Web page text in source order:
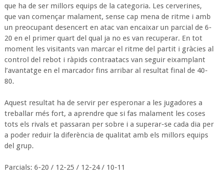
que ha de ser millors equips de la categoria. Les cerverines,
que van començar malament, sense cap mena de ritme i amb
un preocupant desencert en atac van encaixar un parcial de 6-
20 en el primer quart del qual ja no es van recuperar. En tot
moment les visitants van marcar el ritme del partit i gràcies al
control del rebot i ràpids contraatacs van seguir eixamplant
l’avantatge en el marcador fins arribar al resultat final de 40-
80.
Aquest resultat ha de servir per esperonar a les jugadores a
treballar més fort, a aprendre que si fas malament les coses
tots els rivals et passaran per sobre i a superar-se cada dia per
a poder reduir la diferència de qualitat amb els millors equips
del grup.
Parcials: 6-20 / 12-25 / 12-24 / 10-11